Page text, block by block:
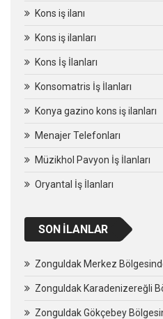
Kons iş ilanı
Kons iş ilanları
Kons İş İlanları
Konsomatris İş İlanları
Konya gazino kons iş ilanları
Menajer Telefonları
Müzikhol Pavyon İş İlanları
Oryantal İş İlanları
SON İLANLAR
Zonguldak Merkez
Zonguldak Karadenizereğli
Zonguldak Gökçebey